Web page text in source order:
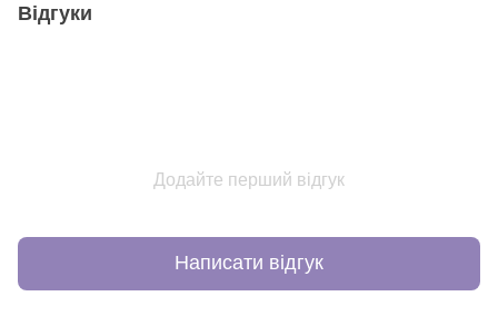
Відгуки
Додайте перший відгук
Написати відгук